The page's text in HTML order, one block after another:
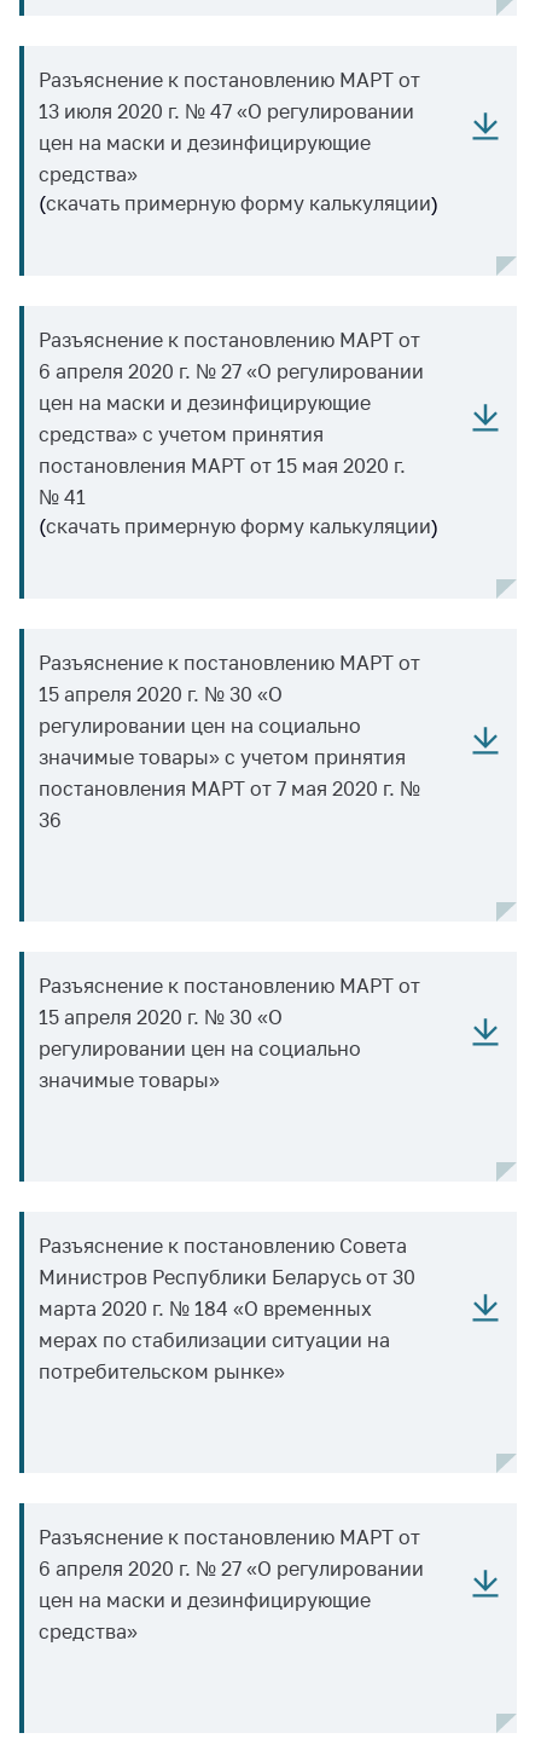
Антимонопольное
регулирование и
конкуренция
Торговля и услуги
Регулирование и
Регулирование
рекламной
деятельности
Международное
сотрудничество
Применение мер
нетарифного
деятельность в
Республике
Беларусь
Защита
персональных
данных
граждан и юр. лиц
Прямaя телефоннaя
линия
цен на товары
Сообщить о росте
цен на лекарства и
медицинские
изделия
Министра
Горячая линия
Пресс-служба
Разъяснение к постановлению МАРТ от
13 июля 2020 г. № 47 «О регулировании
цен на маски и дезинфицирующие
средства»
(скачать примерную форму калькуляции)
Разъяснение к постановлению МАРТ от
6 апреля 2020 г. № 27 «О регулировании
цен на маски и дезинфицирующие
средства» с учетом принятия
постановления МАРТ от 15 мая 2020 г.
№ 41
(скачать примерную форму калькуляции)
Разъяснение к постановлению МАРТ от
15 апреля 2020 г. № 30 «О
регулировании цен на социально
значимые товары» с учетом принятия
постановления МАРТ от 7 мая 2020 г. №
36
Разъяснение к постановлению МАРТ от
15 апреля 2020 г. № 30 «О
регулировании цен на социально
значимые товары»
Разъяснение к постановлению Совета
Министров Республики Беларусь от 30
марта 2020 г. № 184 «О временных
мерах по стабилизации ситуации на
потребительском рынке»
Разъяснение к постановлению МАРТ от
6 апреля 2020 г. № 27 «О регулировании
цен на маски и дезинфицирующие
средства»